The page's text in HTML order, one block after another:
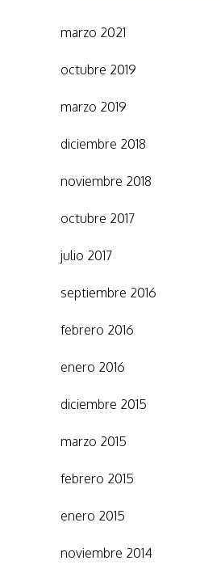
marzo 2021
octubre 2019
marzo 2019
diciembre 2018
noviembre 2018
octubre 2017
julio 2017
septiembre 2016
febrero 2016
enero 2016
diciembre 2015
marzo 2015
febrero 2015
enero 2015
noviembre 2014